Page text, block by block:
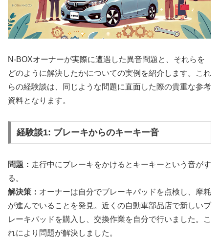
N-BOXオーナーが実際に遭遇した異音問題と、それらを
どのように解決したかについての実例を紹介します。これ
らの経験談は、同じような問題に直面した際の貴重な参考
資料となります。
経験談1: ブレーキからのキーキー音
問題： 走行中にブレーキをかけるとキーキーという音がす
る。
解決策： オーナーは自分でブレーキパッドを点検し、摩耗
が進んでいることを発見。近くの自動車部品店で新しいブ
レーキパッドを購入し、交換作業を自分で行いました。こ
れにより問題が解決しました。